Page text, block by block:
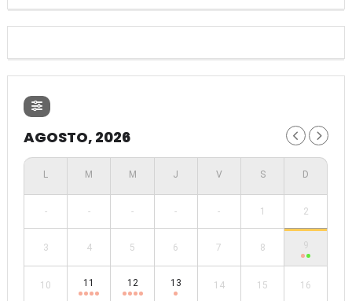
AGOSTO, 2026
- - - - - 1 2
3 4 5 6 7 8 9
10 11 12 13 14 15 16